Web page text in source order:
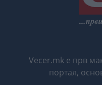
Vecer.mk е прв
портал,